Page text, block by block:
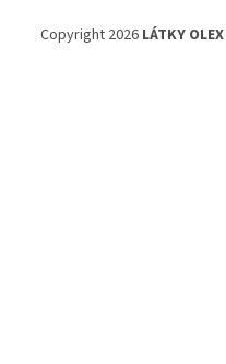
Copyright 2026 LÁTKY